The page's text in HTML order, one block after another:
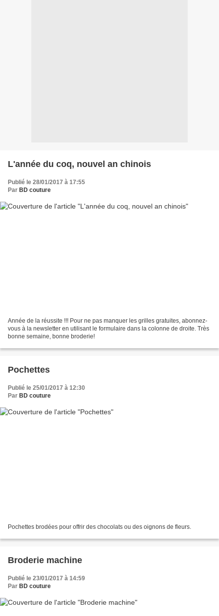
L'année du coq, nouvel an chinois
Publié le 28/01/2017 à 17:55
Par BD couture
Année de la réussite !!! Pour ne pas manquer les grilles gratuites, abonnez-
vous à la newsletter en utilisant le formulaire dans la colonne de droite. Très
bonne semaine, bonne broderie!
Pochettes
Publié le 25/01/2017 à 12:30
Par BD couture
Pochettes brodées pour offrir des chocolats ou des oignons de fleurs.
Broderie machine
Publié le 23/01/2017 à 14:59
Par BD couture